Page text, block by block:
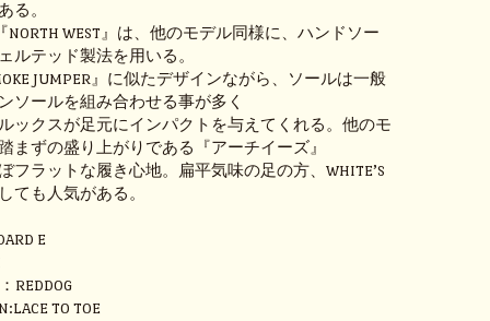
る。
NORTH WEST』は、他のモデル同様に、ハンドソー
ルテッド製法を用いる。
JUMPER』に似たデザインながら、ソールは一般
ソールを組み合わせる事が多く
ックスが足元にインパクトを与えてくれる。他のモ
まずの盛り上がりである『アーチイーズ』
フラットな履き心地。扁平気味の足の方、WHITE’S
ても人気がある。
E
REDDOG
TO TOE